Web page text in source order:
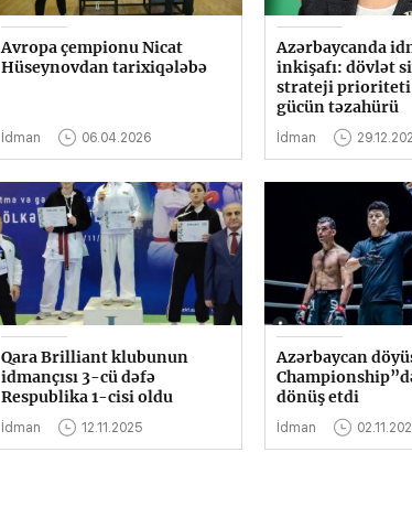
Avropa çempionu Nicat
Hüseynovdan tarixiqələbə
İdman 06.04.2026
Azərbaycanda
inkişafı: dövlət
strateji
gücün təzahürü
İdman
Qara Brilliant klubunun
idmançısı 3-cü dəfə
Respublika 1-cisi oldu
İdman 12.11.2025
Azərbaycan
dönüş etdi
İdman